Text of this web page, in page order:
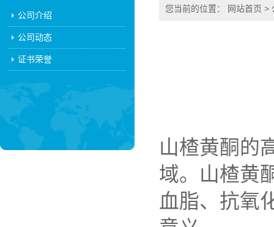
公司介绍
公司动态
证书荣誉
您当前的位置： 网站首页 >
山楂黄酮的
域。山楂黄
血脂、抗氧